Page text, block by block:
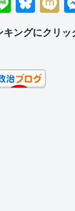
n
e
e
y
ングにクリッ